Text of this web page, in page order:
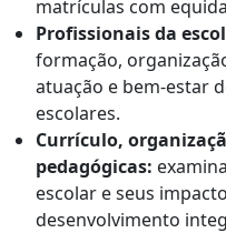
matrículas com
Profissionais da
formação,
atuação e bem-estar
escolares.
Currículo,
pedagógicas:
escolar e seus
desenvolvimento